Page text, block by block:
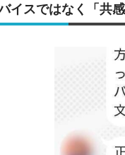
イスではなく「共